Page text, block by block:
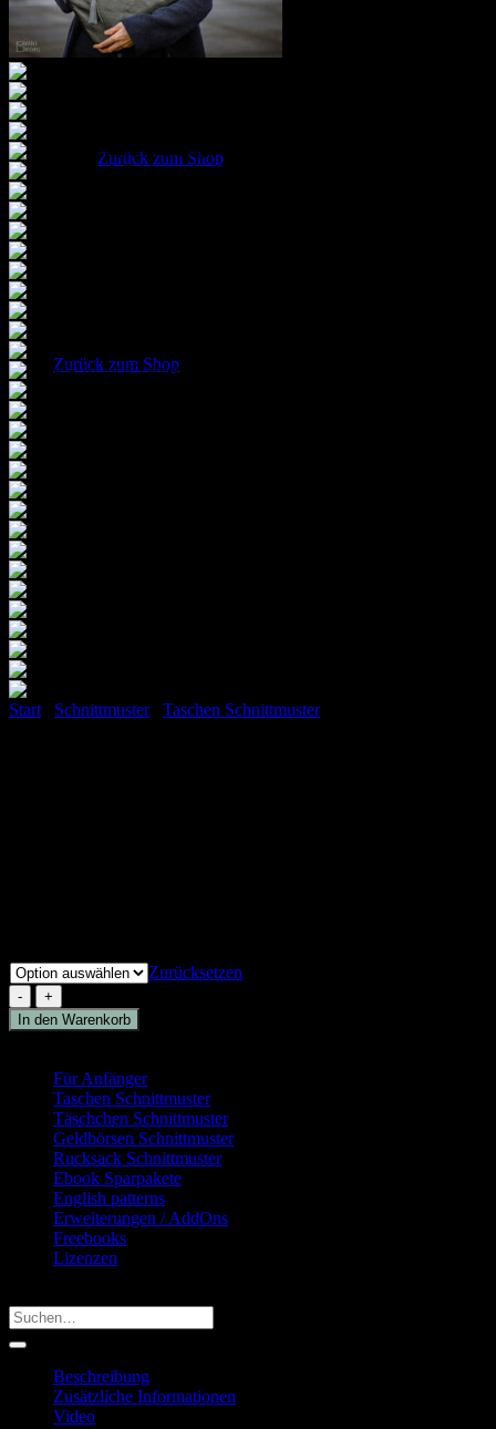
Zurück zum Shop
Zurück zum Shop
Start Schnittmuster Taschen Schnittmuster
Zurücksetzen
Kuoria
Tasche
in
Größen
(Basis
Ebook)
[Digital]
Menge
In den Warenkorb
Für Anfänger
Taschen Schnittmuster
Täschchen Schnittmuster
Geldbörsen Schnittmuster
Rucksack Schnittmuster
Ebook Sparpakete
English patterns
Erweiterungen / AddOns
Freebooks
Lizenzen
Suchen
nach:
Beschreibung
Zusätzliche Informationen
Video